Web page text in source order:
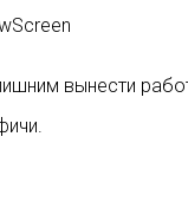
вынести